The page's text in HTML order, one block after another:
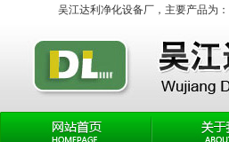
吴江达利净化设备厂，主要产品为：